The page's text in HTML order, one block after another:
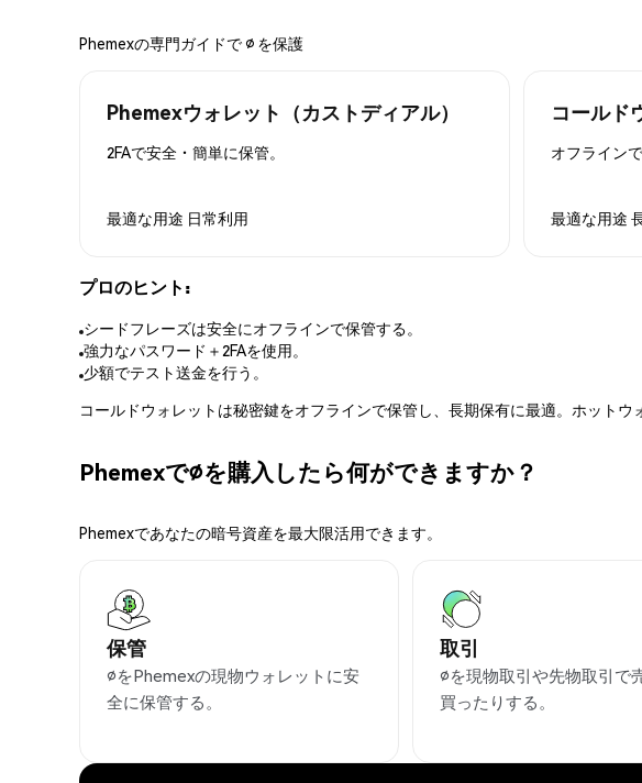
Phemexの専門ガイドで ∅ を保護
Phemexウォレット（カストディアル）
2FAで安全・簡単に保管。
最適な用途 日常利用
コールド
オフライン
最適な用途
プロのヒント:
シードフレーズは安全にオフラインで保管する。
強力なパスワード＋2FAを使用。
少額でテスト送金を行う。
コールドウォレットは秘密鍵をオフラインで保管し、長期保有に最適。ホット
Phemexで∅を購入したら何ができますか？
Phemexであなたの暗号資産を最大限活用できます。
保管
∅をPhemexの現物ウォレットに安
全に保管する。
取引
∅を現物取引や先物取引で
買ったりする。